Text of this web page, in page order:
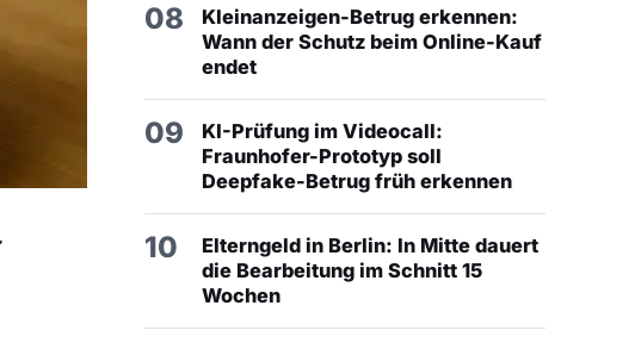
08
Kleinanzeigen-Betrug erkennen:
Wann der Schutz beim Online-Kauf
endet
09
KI-Prüfung im Videocall:
Fraunhofer-Prototyp soll
Deepfake-Betrug früh erkennen
10
Elterngeld in Berlin: In Mitte dauert
die Bearbeitung im Schnitt 15
Wochen